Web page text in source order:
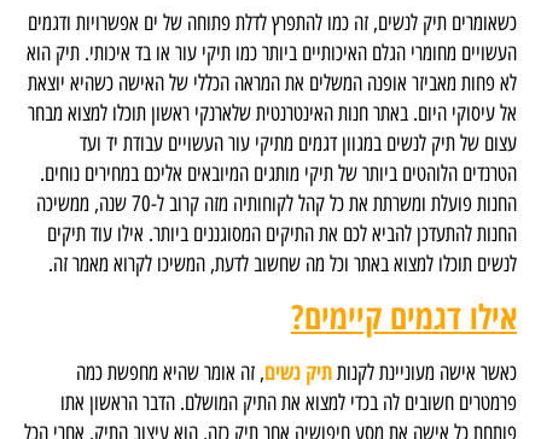
כשאומרים תיק לנשים, זה כמו להתפרץ לדלת פתוחה של ים אפשרויות ודגמים
העשויים מחומרי הגלם האיכותיים ביותר כמו תיקי עור או בד איכותי. תיק הוא
לא פחות מאביזר אופנה המשלים את המראה הכללי של האישה כשהיא יוצאת
אל עיסוקי היום. באתר חנות האינטרנטית שלארנקי ראשון תוכלו למצוא מבחר
עצום של תיק לנשים במגוון דגמים מתיקי עור העשויים עבודת יד ועד
הטרנדים הלוהטים ביותר של תיקי מותגים המיובאים אליכם במחירים נוחים.
החנות פועלת ומשרתת את כל קהל לקוחותיה מזה קרוב ל-70 שנה, ממשיכה
החנות להתעדכן להביא לכם את התיקים המסוגננים ביותר. אילו עוד תיקים
לנשים תוכלו למצוא באתר וכל מה שחשוב לדעת, המשיכו לקרוא מאמר זה.
אילו דגמים קיימים?
כאשר אישה מעוניינת לקנותתיק נשים, זה אומר שהיא מחפשת כמה
פרמטרים חשובים לה בכדי למצוא את התיק המושלם. הדבר הראשון אתו
פותחת כל אישה את מסע חיפושיה אחר תיק כזה, הוא עיצוב התיק. אחרי הכל